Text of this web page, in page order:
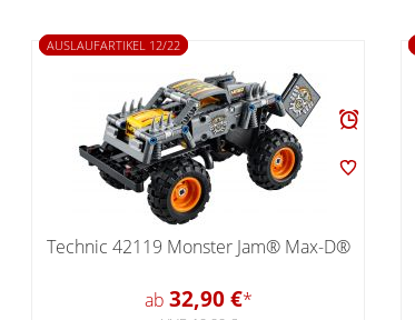
AUSLAUFARTIKEL 12/22
Technic 42119 Monster Jam® Max-D®
ab 32,90 €*